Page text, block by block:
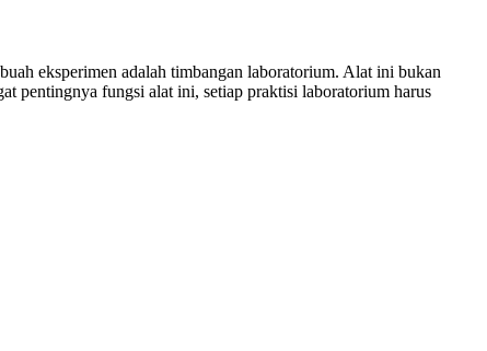
eksperimen adalah timbangan laboratorium. Alat ini bukan
pentingnya fungsi alat ini, setiap praktisi laboratorium harus